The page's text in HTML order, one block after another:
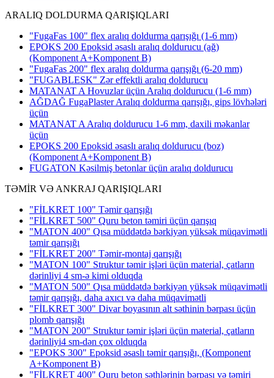
ARALIQ DOLDURMA QARIŞIQLARI
"FugaFas 100" flex aralıq doldurma qarışığı (1-6 mm)
EPOKS 200 Epoksid əsaslı aralıq doldurucu (ağ)
(Komponent A+Komponent B)
"FugaFas 200" flex aralıq doldurma qarışığı (6-20 mm)
"FUGABLESK" Zər effektli aralıq doldurucu
MATANAT A Hovuzlar üçün Aralıq doldurucu (1-6 mm)
AĞDAĞ FugaPlaster Aralıq doldurma qarışığı, gips lövhələri
üçün
MATANAT A Aralıq doldurucu 1-6 mm, daxili məkanlar
üçün
EPOKS 200 Epoksid əsaslı aralıq doldurucu (boz)
(Komponent A+Komponent B)
FUGATON Kəsilmiş betonlar üçün aralıq doldurucu
TƏMİR VƏ ANKRAJ QARIŞIQLARI
"FİLKRET 100" Təmir qarışığı
"FİLKRET 500" Quru beton təmiri üçün qarışıq
"MATON 400" Qısa müddətdə bərkiyən yüksək müqavimətli
təmir qarışığı
"FİLKRET 200" Təmir-montaj qarışığı
"MATON 100" Struktur təmir işləri üçün material, çatların
dərinliyi 4 sm-ə kimi olduqda
"MATON 500" Qısa müddətdə bərkiyən yüksək müqavimətli
təmir qarışığı, daha axıcı və daha müqavimətli
"FİLKRET 300" Divar boyasının alt səthinin bərpası üçün
plomb qarışığı
"MATON 200" Struktur təmir işləri üçün material, çatların
dərinliyi4 sm-dən çox olduqda
"EPOKS 300" Epoksid əsaslı təmir qarışığı, (Komponent
A+Komponent B)
"FİLKRET 400" Quru beton səthlərinin bərpası və təmiri